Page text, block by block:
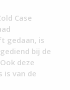
Case
gedaan, is
bij de
deze
is van de